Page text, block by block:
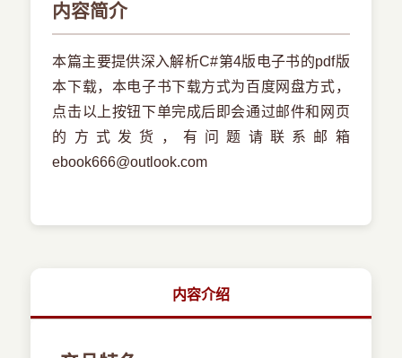
内容简介
本篇主要提供深入解析C#第4版电子书的pdf版
本下载，本电子书下载方式为百度网盘方式，
点击以上按钮下单完成后即会通过邮件和网页
的方式发货，有问题请联系邮箱
ebook666@outlook.com
内容介绍